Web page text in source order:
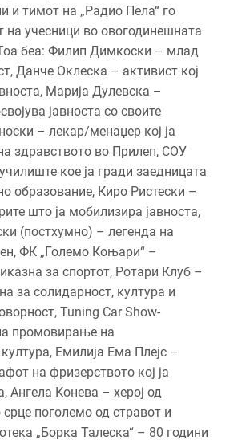
и тимот на „Радио Пела“ го
на учесници во овогодинешната
беа: Филип Димкоски – млад
Данче Оклеска – активист кој
Марија Дулевска –
јавноста со своите
– лекар/менаџер кој ја
здравството во Прилеп, СОУ
кое ја гради заедницата
образование, Киро Ристески –
што ја мобилизира јавноста,
(постхумно) – легенда на
ФК „Големо Коњари“ –
за спортот, Ротари Клуб –
за солидарност, култура и
Tuning Car Show-
промовирање на
Емилија Ема Плејс –
на фризерството кој ја
Ангела Конева – херој од
срце поголемо од стравот и
„Борка Талеска“ – 80 години